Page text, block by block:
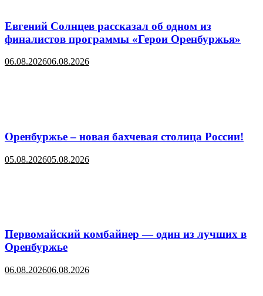
Евгений Солнцев рассказал об одном из
финалистов программы «Герои Оренбуржья»
06.08.202606.08.2026
Оренбуржье – новая бахчевая столица России!
05.08.202605.08.2026
Первомайский комбайнер — один из лучших в
Оренбуржье
06.08.202606.08.2026